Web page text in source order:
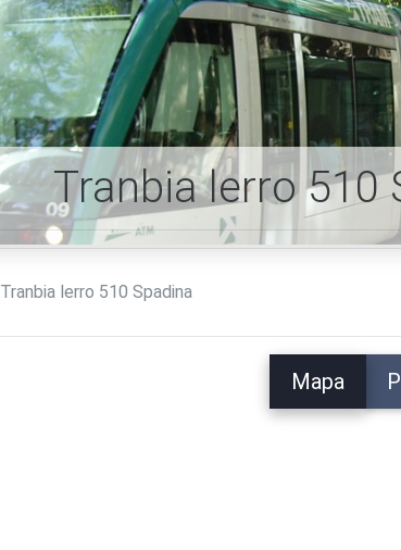
Tranbia lerro 510
Tranbia lerro 510 Spadina
Mapa